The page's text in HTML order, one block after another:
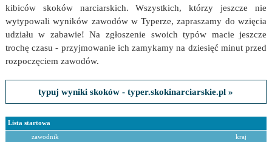
kibiców skoków narciarskich. Wszystkich, którzy jeszcze nie
wytypowali wyników zawodów w Typerze, zapraszamy do wzięcia
udziału w zabawie! Na zgłoszenie swoich typów macie jeszcze
trochę czasu - przyjmowanie ich zamykamy na dziesięć minut przed
rozpoczęciem zawodów.
typuj wyniki skoków - typer.skokinarciarskie.pl »
Lista startowa
zawodnik kraj